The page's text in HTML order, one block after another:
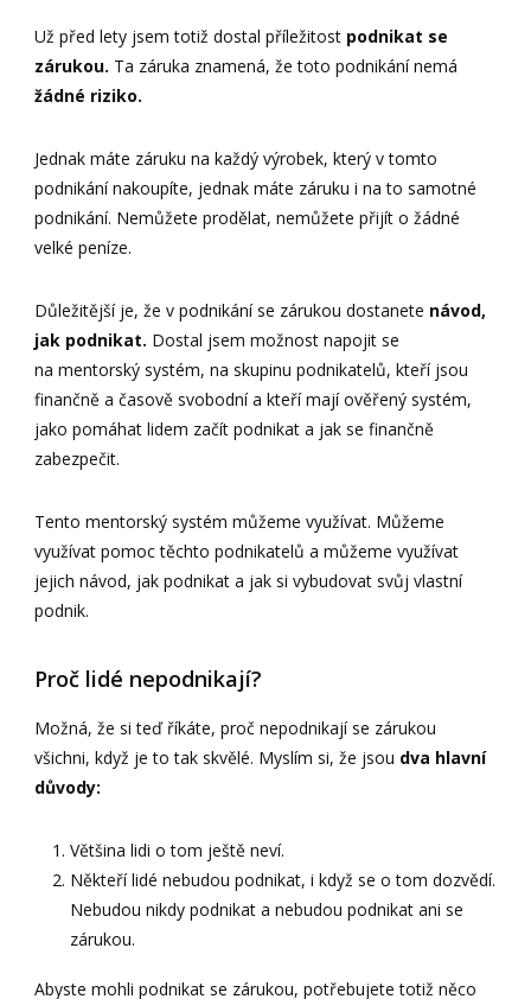
Už před lety jsem totiž dostal příležitost podnikat se
zárukou. Ta záruka znamená, že toto podnikání nemá
žádné riziko.
Jednak máte záruku na každý výrobek, který v tomto
podnikání nakoupíte, jednak máte záruku i na to samotné
podnikání. Nemůžete prodělat, nemůžete přijít o žádné
velké peníze.
Důležitější je, že v podnikání se zárukou dostanete návod,
jak podnikat. Dostal jsem možnost napojit se
na mentorský systém, na skupinu podnikatelů, kteří jsou
finančně a časově svobodní a kteří mají ověřený systém,
jako pomáhat lidem začít podnikat a jak se finančně
zabezpečit.
Tento mentorský systém můžeme využívat. Můžeme
využívat pomoc těchto podnikatelů a můžeme využívat
jejich návod, jak podnikat a jak si vybudovat svůj vlastní
podnik.
Proč lidé nepodnikají?
Možná, že si teď říkáte, proč nepodnikají se zárukou
všichni, když je to tak skvělé. Myslím si, že jsou dva hlavní
důvody:
Většina lidi o tom ještě neví.
Někteří lidé nebudou podnikat, i když se o tom dozvědí.
Nebudou nikdy podnikat a nebudou podnikat ani se
zárukou.
Abyste mohli podnikat se zárukou, potřebujete totiž něco